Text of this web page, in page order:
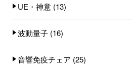
UE・神意 (13)
波動量子 (16)
音響免疫チェア (25)